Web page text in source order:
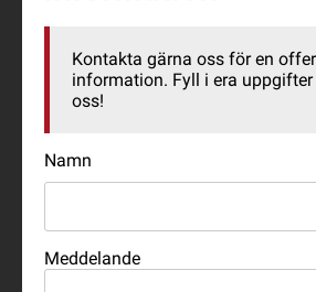
Kontakta gärna oss för en
information. Fyll i era
oss!
Namn
Meddelande